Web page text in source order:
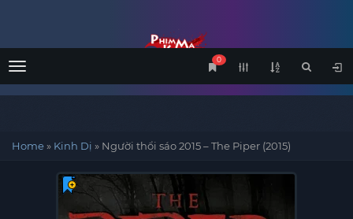
Menu
0
Home» Kinh Dị » Người thổi sáo 2015 – The Piper (2015)